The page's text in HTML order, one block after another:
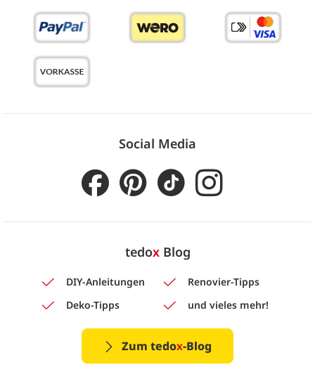
Social Media
tedoxBlog
DIY-Anleitungen
Renovier-Tipps
Deko-Tipps
und vieles mehr!
Zum tedox-Blog